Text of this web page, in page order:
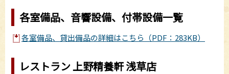
各室備品、音響設備、付帯設備一覧
各室備品、貸出備品の詳細はこちら（PDF：283KB）
レストラン 上野精養軒 浅草店